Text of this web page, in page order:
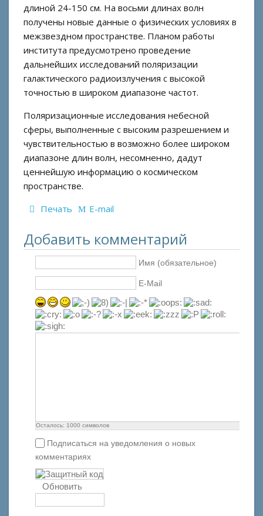
длиной 24-150 см. На восьми длинах волн
получены новые данные о физических условиях в
межзвездном пространстве. Планом работы
института предусмотрено проведение
дальнейших исследований поляризации
галактического радиоизлучения с высокой
точностью в широком диапазоне частот.
Поляризационные исследования небесной
сферы, выполненные с высоким разрешением и
чувствительностью в возможно более широком
диапазоне длин волн, несомненно, дадут
ценнейшую информацию о космическом
пространстве.
Печать
E-mail
Добавить комментарий
Имя (обязательное)
E-Mail
Осталось: 1000 символов
Подписаться на уведомления о новых
комментариях
Обновить